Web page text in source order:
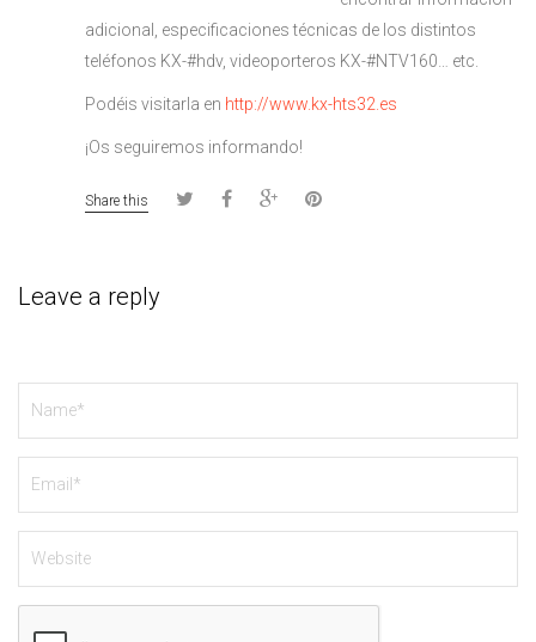
adicional, especificaciones técnicas de los distintos
teléfonos KX-#hdv, videoporteros KX-#NTV160… etc.
Podéis visitarla en http://www.kx-hts32.es
¡Os seguiremos informando!
Share this
Leave a reply